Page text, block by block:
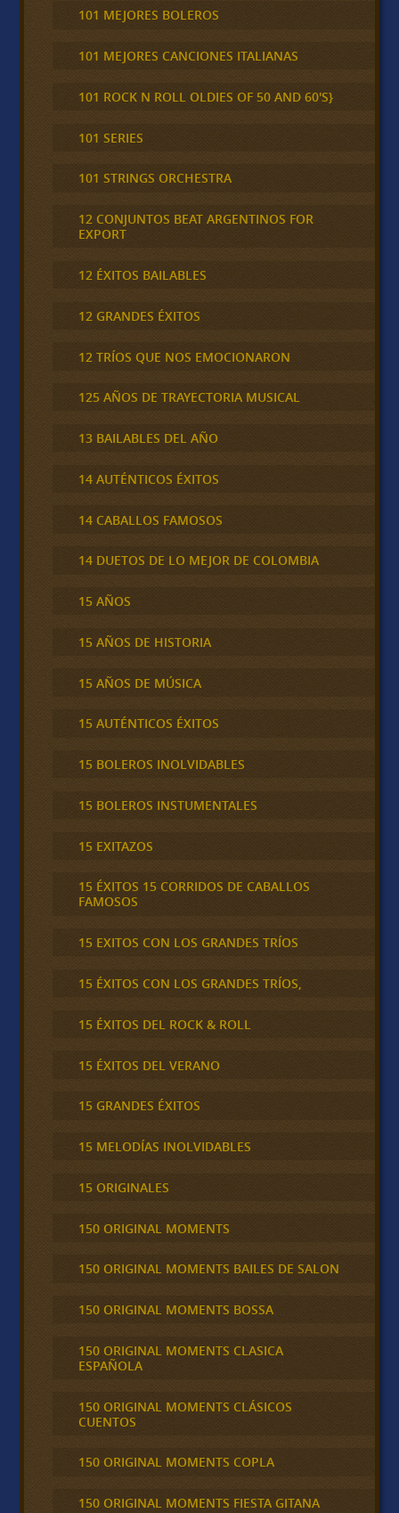
101 MEJORES BOLEROS
101 MEJORES CANCIONES ITALIANAS
101 ROCK N ROLL OLDIES OF 50 AND 60'S}
101 SERIES
101 STRINGS ORCHESTRA
12 CONJUNTOS BEAT ARGENTINOS FOR
EXPORT
12 ÉXITOS BAILABLES
12 GRANDES ÉXITOS
12 TRÍOS QUE NOS EMOCIONARON
125 AÑOS DE TRAYECTORIA MUSICAL
13 BAILABLES DEL AÑO
14 AUTÉNTICOS ÉXITOS
14 CABALLOS FAMOSOS
14 DUETOS DE LO MEJOR DE COLOMBIA
15 AÑOS
15 AÑOS DE HISTORIA
15 AÑOS DE MÚSICA
15 AUTÉNTICOS ÉXITOS
15 BOLEROS INOLVIDABLES
15 BOLEROS INSTUMENTALES
15 EXITAZOS
15 ÉXITOS 15 CORRIDOS DE CABALLOS
FAMOSOS
15 EXITOS CON LOS GRANDES TRÍOS
15 ÉXITOS CON LOS GRANDES TRÍOS,
15 ÉXITOS DEL ROCK & ROLL
15 ÉXITOS DEL VERANO
15 GRANDES ÉXITOS
15 MELODÍAS INOLVIDABLES
15 ORIGINALES
150 ORIGINAL MOMENTS
150 ORIGINAL MOMENTS BAILES DE SALON
150 ORIGINAL MOMENTS BOSSA
150 ORIGINAL MOMENTS CLASICA
ESPAÑOLA
150 ORIGINAL MOMENTS CLÁSICOS
CUENTOS
150 ORIGINAL MOMENTS COPLA
150 ORIGINAL MOMENTS FIESTA GITANA